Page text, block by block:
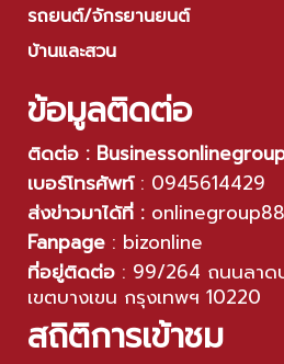
รถยนต์/จักรยานยนต์
บ้านและสวน
ข้อมูลติดต่อ
ติดต่อ :
เบอร์โทรศัพท์: 0945614429
ส่งข่าวมาได้ที่ :
Fanpage : bizonline
ที่อยู่ติดต่อ : 99/264 ถนนลาด
เขตบางเขน กรุงเทพฯ 10220
สถิติการเข้าชม